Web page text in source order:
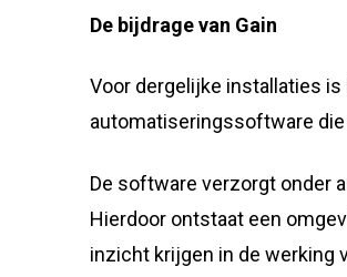
De bijdrage van Gain
Voor dergelijke installaties
automatiseringssoftware
De software verzorgt onder
Hierdoor ontstaat een
inzicht krijgen in de werking